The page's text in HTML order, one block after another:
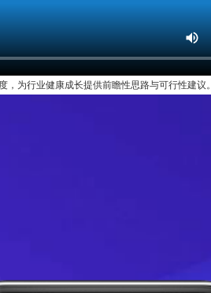
为行业健康成长提供前瞻性思路与可行性建议。